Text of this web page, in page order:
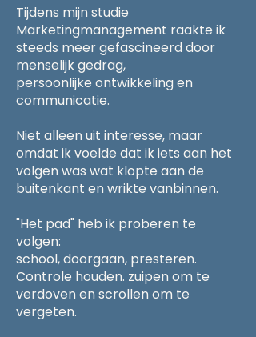
Tijdens mijn studie
Marketingmanagement raakte ik
steeds meer gefascineerd door
menselijk gedrag,
persoonlijke ontwikkeling en
communicatie.
Niet alleen uit interesse, maar
omdat ik voelde dat ik iets aan het
volgen was wat klopte aan de
buitenkant en wrikte vanbinnen.
"Het pad" heb ik proberen te
volgen:
school, doorgaan, presteren.
Controle houden. zuipen om te
verdoven en scrollen om te
vergeten.